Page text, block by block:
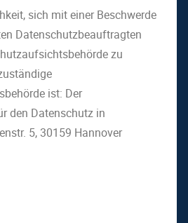
sich mit einer Beschwerde
Datenschutzbeauftragten
zu
ist: Der
den Datenschutz in
5, 30159 Hannover